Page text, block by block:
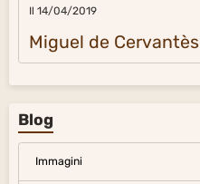
Il 14/04/2019
Miguel de Cervantès
Blog
Immagini